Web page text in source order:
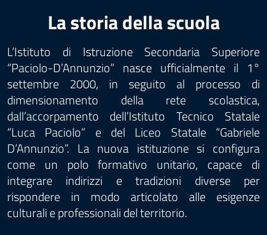
La storia della scuola
L’Istituto di Istruzione Secondaria Superiore
“Paciolo-D’Annunzio” nasce ufficialmente il 1°
settembre 2000, in seguito al processo di
dimensionamento della rete scolastica,
dall’accorpamento dell’Istituto Tecnico Statale
“Luca Paciolo” e del Liceo Statale “Gabriele
D’Annunzio”. La nuova istituzione si configura
come un polo formativo unitario, capace di
integrare indirizzi e tradizioni diverse per
rispondere in modo articolato alle esigenze
culturali e professionali del territorio.